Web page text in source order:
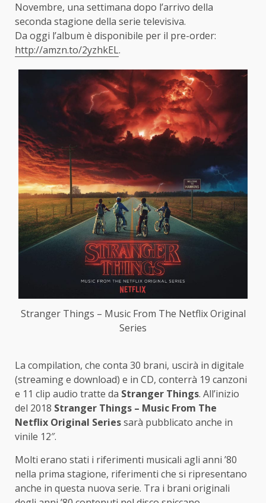
Novembre, una settimana dopo l’arrivo della
seconda stagione della serie televisiva.
Da oggi l’album è disponibile per il pre-order:
http://amzn.to/2yzhkEL.
Stranger Things – Music From The Netflix Original
Series
La compilation, che conta 30 brani, uscirà in digitale
(streaming e download) e in CD, conterrà 19 canzoni
e 11 clip audio tratte da Stranger Things. All’inizio
del 2018 Stranger Things – Music From The
Netflix Original Seriessarà pubblicato anche in
vinile 12″.
Molti erano stati i riferimenti musicali agli anni ’80
nella prima stagione, riferimenti che si ripresentano
anche in questa nuova serie. Tra i brani originali